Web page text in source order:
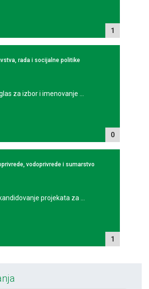
1
rada i socijalne politike
0
za izbor i imenovanje ...
vodoprivrede i sumarstvo
1
projekata za ...